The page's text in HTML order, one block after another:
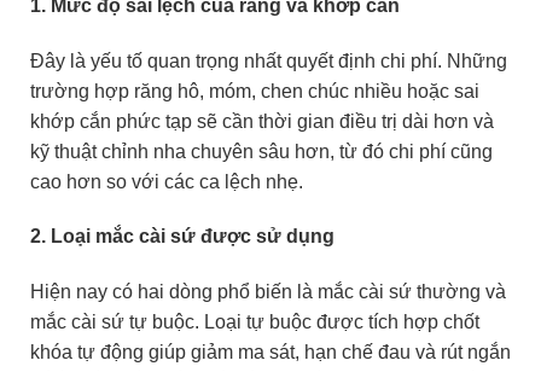
1. Mức độ sai lệch của răng và khớp cắn
Đây là yếu tố quan trọng nhất quyết định chi phí. Những
trường hợp răng hô, móm, chen chúc nhiều hoặc sai
khớp cắn phức tạp sẽ cần thời gian điều trị dài hơn và
kỹ thuật chỉnh nha chuyên sâu hơn, từ đó chi phí cũng
cao hơn so với các ca lệch nhẹ.
2. Loại mắc cài sứ được sử dụng
Hiện nay có hai dòng phổ biến là mắc cài sứ thường và
mắc cài sứ tự buộc. Loại tự buộc được tích hợp chốt
khóa tự động giúp giảm ma sát, hạn chế đau và rút ngắn